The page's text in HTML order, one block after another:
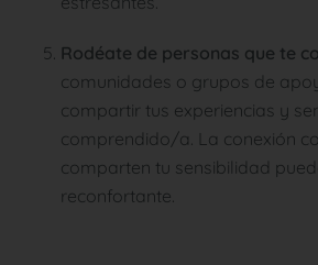
Rodéate de personas que te
comunidades o grupos de
compartir tus experiencias y
comprendido/a. La conexión
comparten tu sensibilidad
reconfortante.